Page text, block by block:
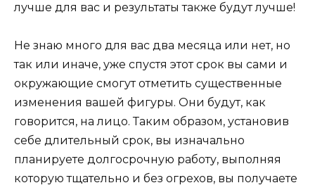
лучше для вас и результаты также будут лучше!
Не знаю много для вас два месяца или нет, но
так или иначе, уже спустя этот срок вы сами и
окружающие смогут отметить существенные
изменения вашей фигуры. Они будут, как
говорится, на лицо. Таким образом, установив
себе длительный срок, вы изначально
планируете долгосрочную работу, выполняя
которую тщательно и без огрехов, вы получаете